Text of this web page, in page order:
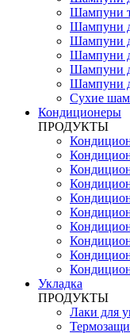
Шампуни
Шампуни
Шампуни
Шампуни
Шампуни
Шампуни
Сухие
Кондиционеры
ПРОДУКТЫ
Укладка
ПРОДУКТЫ
Лаки для